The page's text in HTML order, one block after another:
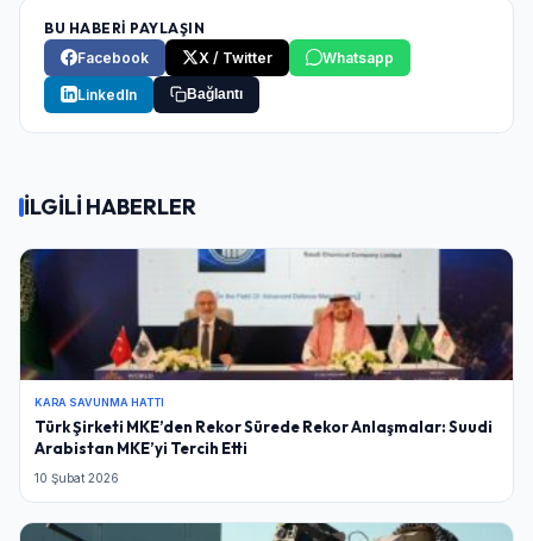
BU HABERİ PAYLAŞIN
Facebook
X / Twitter Whatsapp
LinkedIn Bağlantı
İLGİLİ HABERLER
KARA SAVUNMA HATTI
Türk Şirketi MKE’den Rekor Sürede Rekor Anlaşmalar: Suudi
Arabistan MKE’yi Tercih Etti
10 Şubat 2026